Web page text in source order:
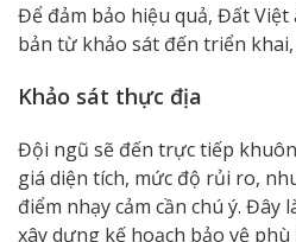
Để đảm bảo hiệu quả, Đất
bản từ khảo sát đến triển khai,
Khảo sát thực địa
Đội ngũ sẽ đến trực tiếp
giá diện tích, mức độ rủi ro,
điểm nhạy cảm cần chú ý. Đây
xây dựng kế hoạch bảo vệ phù